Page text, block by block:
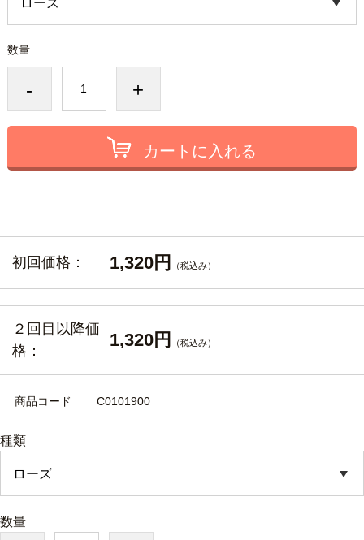
数量
- +
カートに入れる
初回価格： 1,320円 （税込み）
２回目以降価
格：
1,320円 （税込み）
商品コード C0101900
種類
数量